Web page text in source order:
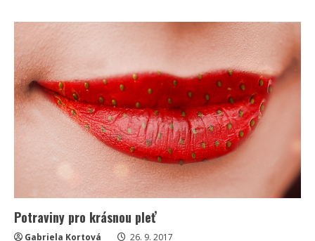
–
spolehlivá
nebo
šarlatánství?
Potraviny pro krásnou pleť
Gabriela Kortová 26. 9. 2017